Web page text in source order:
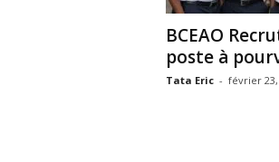
BCEAO
poste à
Tata Eric - février 23,